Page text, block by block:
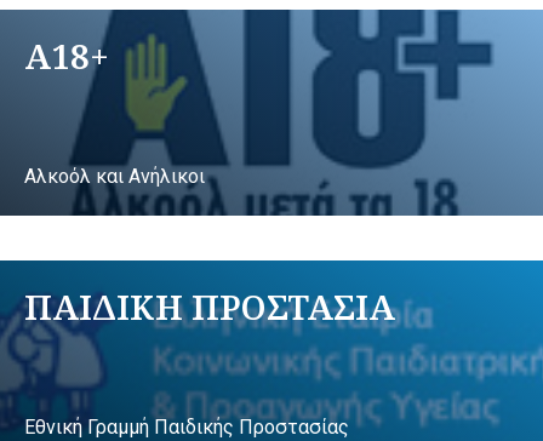
A18+
Αλκοόλ και Ανήλικοι
ΠΑΙΔΙΚΗ ΠΡΟΣΤΑΣΙΑ
Εθνική Γραμμή Παιδικής Προστασίας